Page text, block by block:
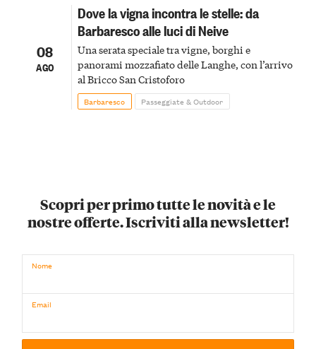
08
AGO
Dove la vigna incontra le stelle: da
Barbaresco alle luci di Neive
Una serata speciale tra vigne, borghi e
panorami mozzafiato delle Langhe, con l’arrivo
al Bricco San Cristoforo
Barbaresco Passeggiate & Outdoor
Scopri per primo tutte le novità e le
nostre offerte. Iscriviti alla newsletter!
Nome
Email